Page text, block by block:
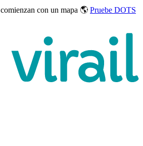
comienzan con un mapa 🌎 Pruebe DOTS